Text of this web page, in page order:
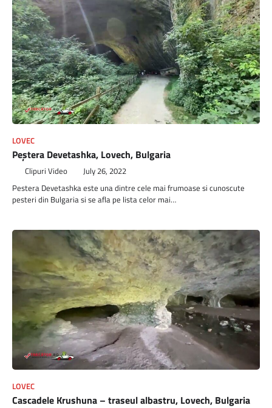
LOVEC
Peștera Devetashka, Lovech, Bulgaria
Clipuri Video July 26, 2022
Pestera Devetashka este una dintre cele mai frumoase si cunoscute
pesteri din Bulgaria si se afla pe lista celor mai…
LOVEC
Cascadele Krushuna – traseul albastru, Lovech, Bulgaria